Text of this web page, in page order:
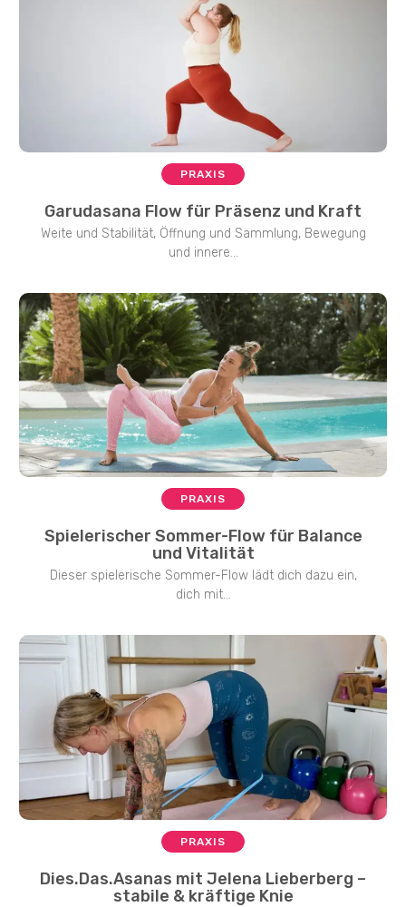
PRAXIS
Garudasana Flow für Präsenz und Kraft
Weite und Stabilität, Öffnung und Sammlung, Bewegung
und innere...
PRAXIS
Spielerischer Sommer-Flow für Balance
und Vitalität
Dieser spielerische Sommer-Flow lädt dich dazu ein,
dich mit...
PRAXIS
Dies.Das.Asanas mit Jelena Lieberberg –
stabile & kräftige Knie